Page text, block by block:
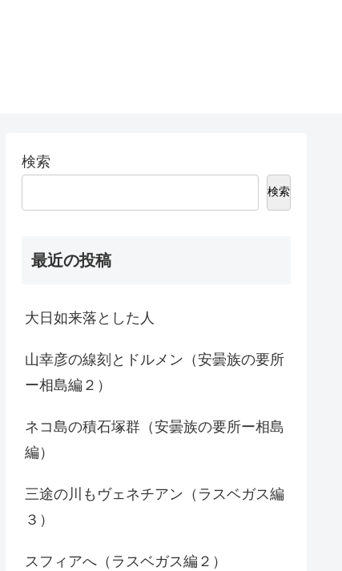
検索
検索
最近の投稿
大日如来落とした人
山幸彦の線刻とドルメン（安曇族の要所
ー相島編２）
ネコ島の積石塚群（安曇族の要所ー相島
編）
三途の川もヴェネチアン（ラスベガス編
３）
スフィアへ（ラスベガス編２）